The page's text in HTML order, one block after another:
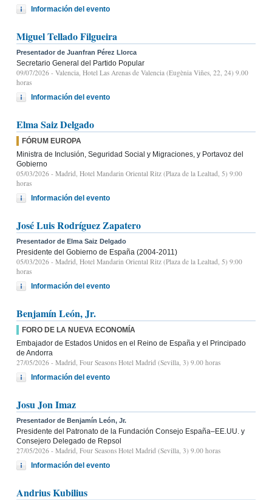
Información del evento
Miguel Tellado Filgueira
Presentador de Juanfran Pérez Llorca
Secretario General del Partido Popular
09/07/2026 - Valencia, Hotel Las Arenas de Valencia (Eugènia Viñes, 22, 24) 9.00
horas
Información del evento
Elma Saiz Delgado
FÓRUM EUROPA
Ministra de Inclusión, Seguridad Social y Migraciones, y Portavoz del
Gobierno
05/03/2026 - Madrid, Hotel Mandarin Oriental Ritz (Plaza de la Lealtad, 5) 9:00
horas
Información del evento
José Luis Rodríguez Zapatero
Presentador de Elma Saiz Delgado
Presidente del Gobierno de España (2004-2011)
05/03/2026 - Madrid, Hotel Mandarin Oriental Ritz (Plaza de la Lealtad, 5) 9:00
horas
Información del evento
Benjamín León, Jr.
FORO DE LA NUEVA ECONOMÍA
Embajador de Estados Unidos en el Reino de España y el Principado
de Andorra
27/05/2026 - Madrid, Four Seasons Hotel Madrid (Sevilla, 3) 9.00 horas
Información del evento
Josu Jon Imaz
Presentador de Benjamín León, Jr.
Presidente del Patronato de la Fundación Consejo España–EE.UU. y
Consejero Delegado de Repsol
27/05/2026 - Madrid, Four Seasons Hotel Madrid (Sevilla, 3) 9.00 horas
Información del evento
Andrius Kubilius